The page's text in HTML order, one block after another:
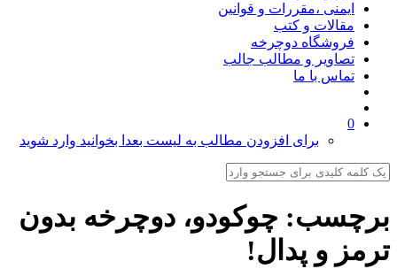
ایمنی ،مقررات و قوانین
مقالات و کتب
فروشگاه دوچرخه
تصاویر و مطالب جالب
تماس با ما
0
برای افزودن مطالب به لیست بعدا بخوانید وارد شوید
برچسب: چوکودو، دوچرخه بدون
ترمز و پدال!